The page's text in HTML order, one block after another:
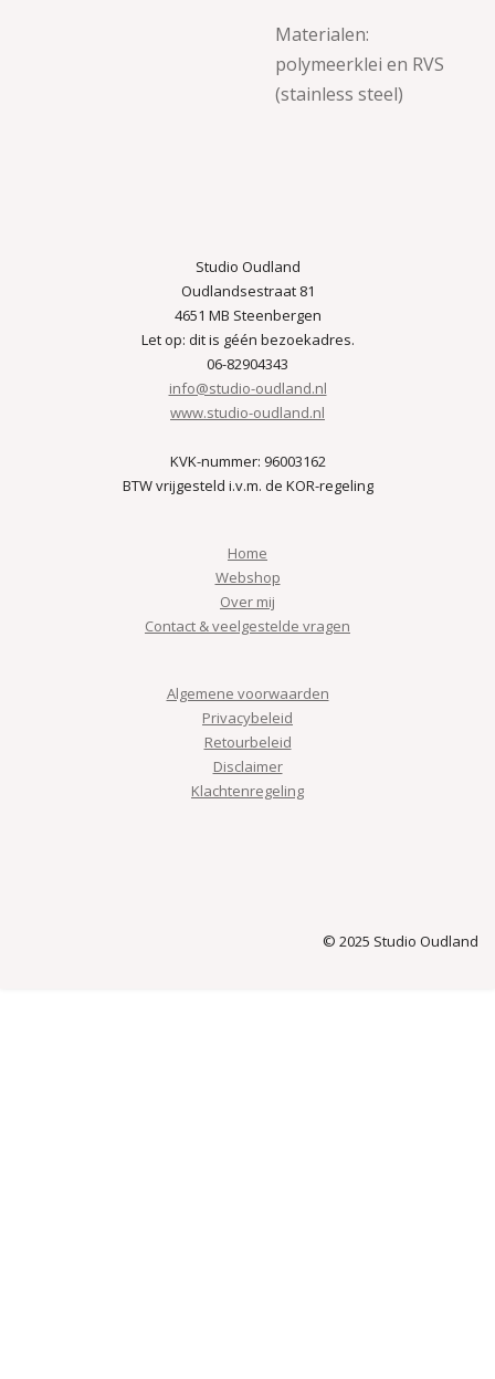
Materialen:
polymeerklei en RVS
(stainless steel)
Studio Oudland
Oudlandsestraat 81
4651 MB Steenbergen
Let op: dit is géén bezoekadres.
06-82904343
info@studio-oudland.nl
www.studio-oudland.nl
KVK-nummer: 96003162
BTW vrijgesteld i.v.m. de KOR-regeling
Home
Webshop
Over mij
Contact & veelgestelde vragen
Algemene voorwaarden
Privacybeleid
Retourbeleid
Disclaimer
Klachtenregeling
© 2025 Studio Oudland